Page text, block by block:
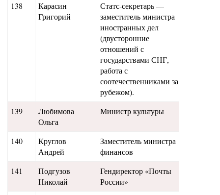
138
Карасин
Григорий
Статс-секретарь —
заместитель министра
иностранных дел
(двусторонние
отношений с
государствами СНГ,
работа с
соотечественниками за
рубежом).
139
Любимова
Ольга
Министр культуры
140
Круглов
Андрей
Заместитель министра
финансов
141
Подгузов
Николай
Гендиректор «Почты
России»